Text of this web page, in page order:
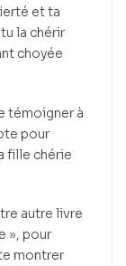
et ta
la chérir
choyée
témoigner à
pour
fille chérie
autre livre
», pour
montrer